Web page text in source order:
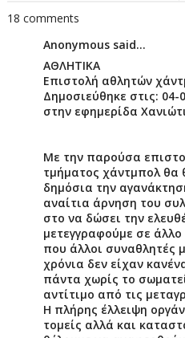
18 comments
Anonymous said...
ΑΘΛΗΤΙΚΑ
Επιστολή αθλητών
Δημοσιεύθηκε στις: 04-
στην εφημερίδα
Με την παρούσα
τμήματος χάντμπολ θα
δημόσια την
αναίτια άρνηση του
στο να δώσει την
μετεγγραφούμε σε
που άλλοι συναθλητές
χρόνια δεν είχαν
πάντα χωρίς το
αντίτιμο από τις
Η πλήρης έλλειψη
τομείς αλλά και